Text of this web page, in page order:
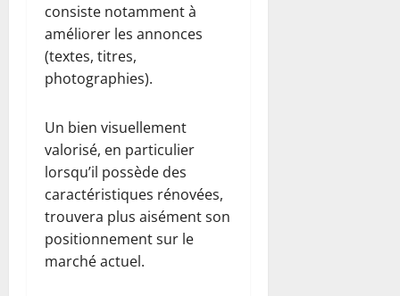
consiste notamment à
améliorer les annonces
(textes, titres,
photographies).
Un bien visuellement
valorisé, en particulier
lorsqu’il possède des
caractéristiques rénovées,
trouvera plus aisément son
positionnement sur le
marché actuel.